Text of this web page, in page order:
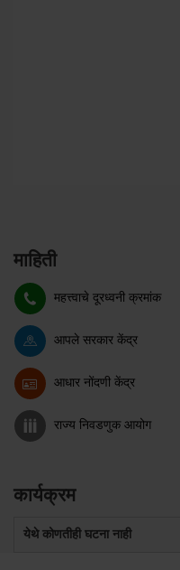
माहिती
महत्त्वाचे दूरध्वनी क्रमांक
आपले सरकार केंद्र
आधार नोंदणी केंद्र
राज्य निवडणुक आयोग
कार्यक्रम
येथे कोणतीही घटना नाही